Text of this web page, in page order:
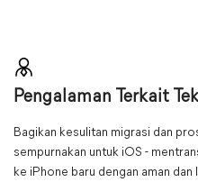
Pengalaman Terkait
Bagikan kesulitan migrasi dan
sempurnakan untuk iOS -
ke iPhone baru dengan aman dan